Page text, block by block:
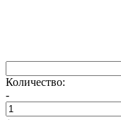
Количество:
-